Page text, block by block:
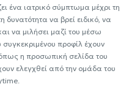
ένα ιατρικό σύμπτωμα μέχρι τη
δυνατότητα να βρεί ειδικό, να
να μιλήσει μαζί του μέσω
προφίλ έχουν
η προσωπική σελίδα του
ελεγχθεί από την ομάδα του